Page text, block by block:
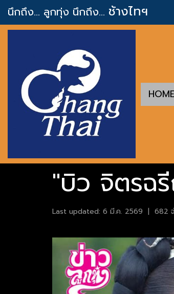
นึกถึง... ลูกทุ่ง นึกถึง... ช้างไทฯ
"บิว จิตรฉ
Last updated: 6 มี.ค. 2569 | 682